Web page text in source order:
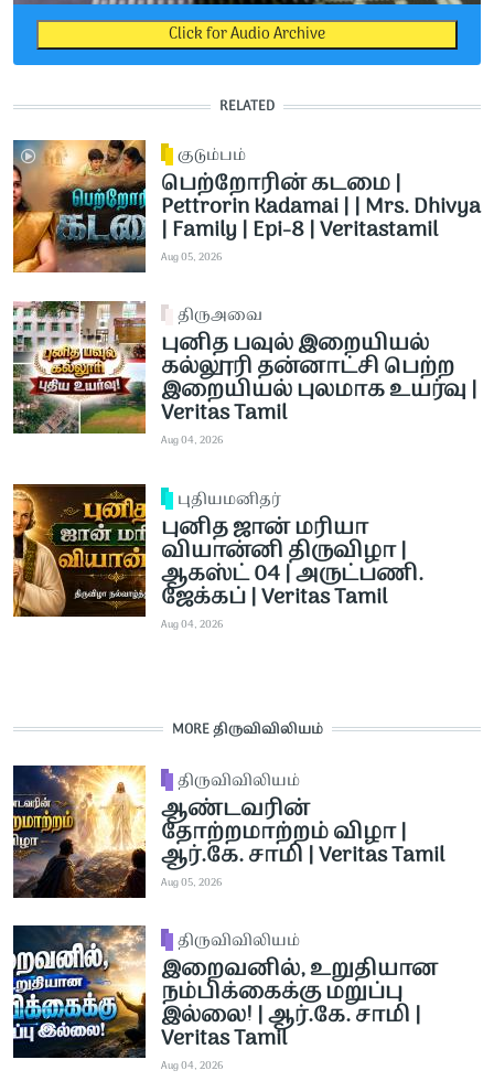
Click for Audio Archive
RELATED
குடும்பம்
பெற்றோரின் கடமை |
Pettrorin Kadamai | | Mrs. Dhivya
| Family | Epi-8 | Veritastamil ​
Aug 05, 2026
திருஅவை
புனித பவுல் இறையியல்
கல்லூரி தன்னாட்சி பெற்ற
இறையியல் புலமாக உயர்வு |
Veritas Tamil
Aug 04, 2026
புதியமனிதர்
புனித ஜான் மரியா
வியான்னி திருவிழா |
ஆகஸ்ட் 04 | அருட்பணி.
ஜேக்கப் | Veritas Tamil
Aug 04, 2026
MORE திருவிவிலியம்
திருவிவிலியம்
ஆண்டவரின்
தோற்றமாற்றம் விழா |
ஆர்.கே. சாமி | Veritas Tamil
Aug 05, 2026
திருவிவிலியம்
இறைவனில், உறுதியான
நம்பிக்கைக்கு மறுப்பு
இல்லை! | ஆர்.கே. சாமி |
Veritas Tamil
Aug 04, 2026